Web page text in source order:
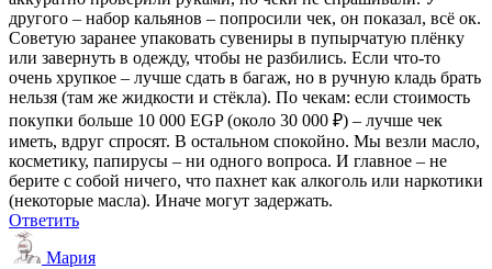
другого – набор кальянов – попросили чек, он показал, всё ок.
Советую заранее упаковать сувениры в пупырчатую плёнку
или завернуть в одежду, чтобы не разбились. Если что-то
очень хрупкое – лучше сдать в багаж, но в ручную кладь брать
нельзя (там же жидкости и стёкла). По чекам: если стоимость
покупки больше 10 000 EGP (около 30 000 ₽) – лучше чек
иметь, вдруг спросят. В остальном спокойно. Мы везли масло,
косметику, папирусы – ни одного вопроса. И главное – не
берите с собой ничего, что пахнет как алкоголь или наркотики
(некоторые масла). Иначе могут задержать.
Ответить
Мария